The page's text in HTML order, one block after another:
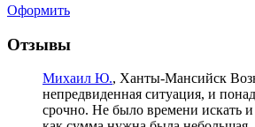
Оформить
Отзывы
Михаил Ю., Ханты-Мансийск
непредвиденная ситуация, и
срочно. Не было времени искать и